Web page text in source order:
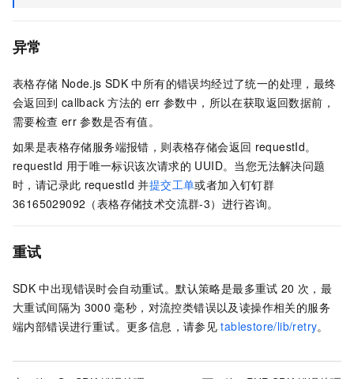
异常
表格存储 Node.js SDK 中所有的错误均经过了统一的处理，最终
会返回到 callback 方法的 err 参数中，所以在获取返回数据前，
需要检查 err 参数是否有值。
如果是表格存储服务端报错，则表格存储会返回 requestId。
requestId 用于唯一标识该次请求的 UUID。当您无法解决问题
时，请记录此 requestId 并提交工单或者加入钉钉群
36165029092（表格存储技术交流群-3）进行咨询。
重试
SDK 中出现错误时会自动重试。默认策略是最多重试 20 次，最
大重试间隔为 3000 毫秒，对流控类错误以及读操作相关的服务
端内部错误进行重试。更多信息，请参见 tablestore/lib/retry。